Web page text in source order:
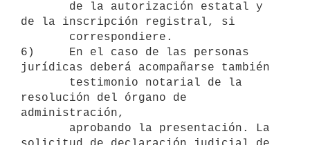
de la inscripción registral, si
6)     En el caso de las personas
jurídicas deberá acompañarse también
resolución del órgano de
administración,